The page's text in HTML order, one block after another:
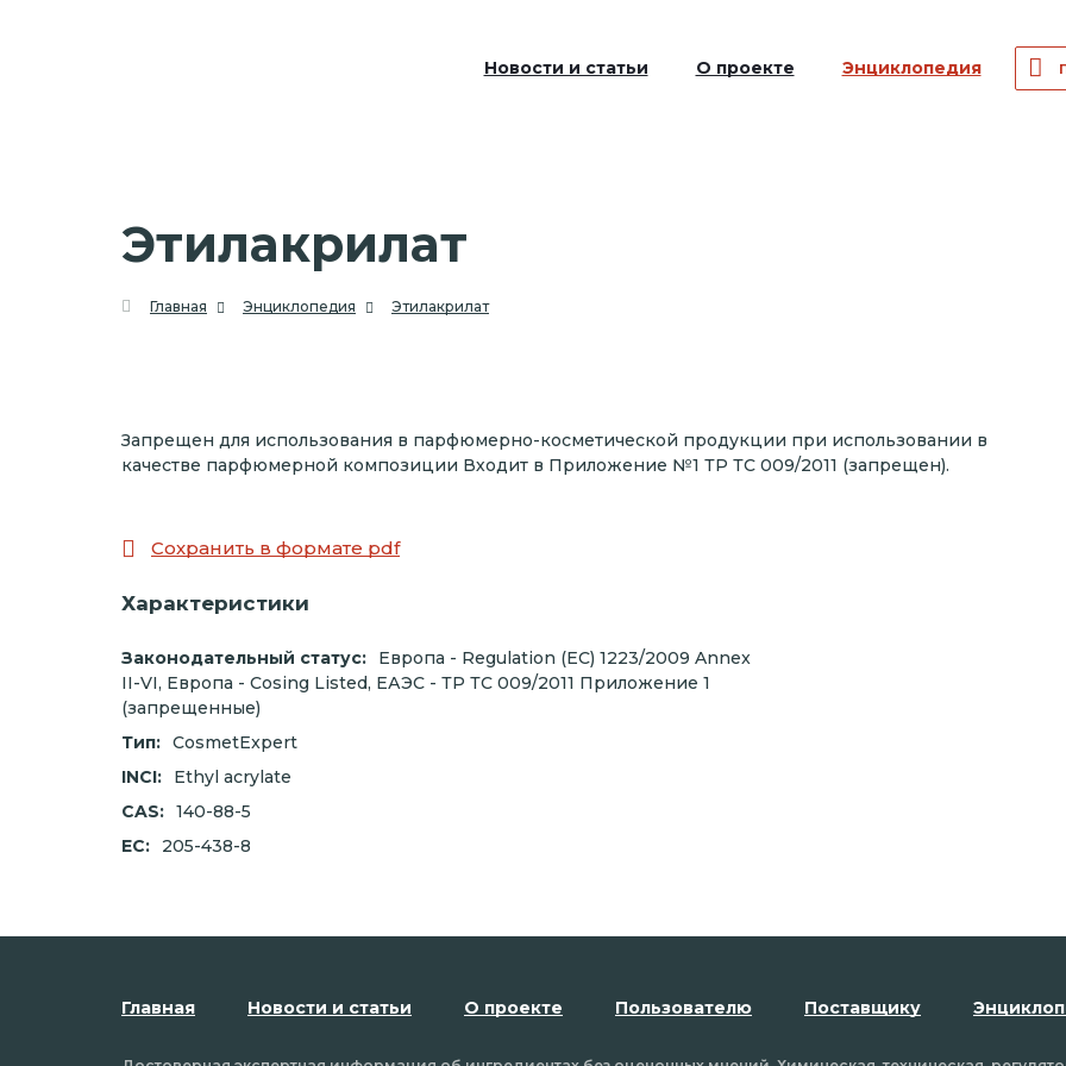
Новости и статьи О проекте Энциклопедия
Этилакрилат
Главная Энциклопедия Этилакрилат
Запрещен для использования в парфюмерно-косметической продукции при использовании в
качестве парфюмерной композиции Входит в Приложение №1 ТР ТС 009/2011 (запрещен).
Сохранить в формате pdf
Характеристики
Законодательный статус:
Европа - Regulation (EC) 1223/2009 Annex
II-VI, Европа - Cosing Listed, ЕАЭС - ТР ТС 009/2011 Приложение 1
(запрещенные)
Тип: CosmetExpert
INCI:
Ethyl acrylate
CAS: 140-88-5
EC:
205-438-8
Главная Новости и статьи О проекте Пользователю Поставщику